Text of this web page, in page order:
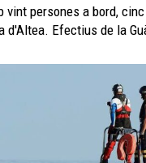
vint persones a bord,
arribat a la costa d'Altea.